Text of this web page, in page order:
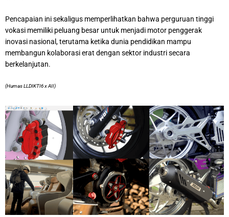
Pencapaian ini sekaligus memperlihatkan bahwa perguruan tinggi
vokasi memiliki peluang besar untuk menjadi motor penggerak
inovasi nasional, terutama ketika dunia pendidikan mampu
membangun kolaborasi erat dengan sektor industri secara
berkelanjutan.
(Humas LLDIKTI6 x AII)